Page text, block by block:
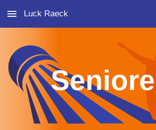
Skip to main content
Luck Raeck